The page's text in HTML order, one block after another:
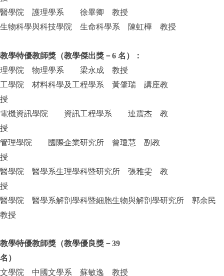
醫學院 護理學系 徐畢卿 教授
生物科學與科技學院 生命科學系 陳虹樺 教授
教學特優教師獎（教學傑出獎－6 名）：
理學院 物理學系 梁永成 教授
工學院 材料科學及工程學系 黃肇瑞 講座教
授
電機資訊學院 資訊工程學系 連震杰 教
授
管理學院 國際企業研究所 曾瓊慧 副教
授
醫學院 醫學系生理學科暨研究所 張雅雯 教
授
醫學院 醫學系解剖學科暨細胞生物與解剖學研究所 郭余民
教授
教學特優教師獎（教學優良獎－39
名）
文學院 中國文學系 蘇敏逸 教授